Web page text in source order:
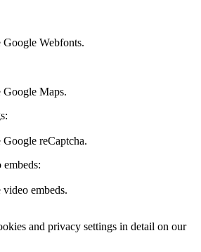
Webfonts.
Google Maps.
reCaptcha.
embeds.
and privacy settings in detail on our